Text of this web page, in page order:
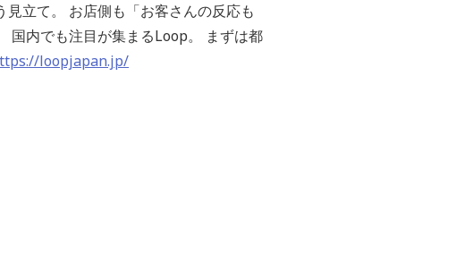
立て。 お店側も「お客さんの反応も
国内でも注目が集まるLoop。 まずは都
loopjapan.jp/